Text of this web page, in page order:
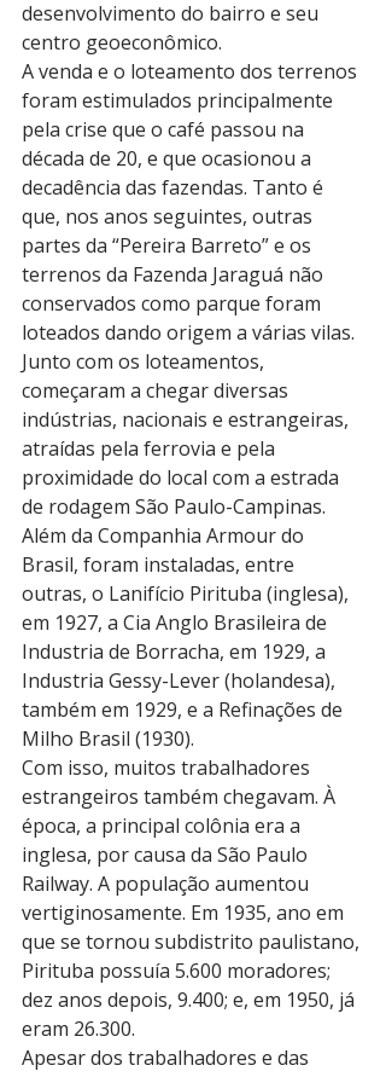
desenvolvimento do bairro e seu
centro geoeconômico.
A venda e o loteamento dos terrenos
foram estimulados principalmente
pela crise que o café passou na
década de 20, e que ocasionou a
decadência das fazendas. Tanto é
que, nos anos seguintes, outras
partes da “Pereira Barreto” e os
terrenos da Fazenda Jaraguá não
conservados como parque foram
loteados dando origem a várias vilas.
Junto com os loteamentos,
começaram a chegar diversas
indústrias, nacionais e estrangeiras,
atraídas pela ferrovia e pela
proximidade do local com a estrada
de rodagem São Paulo-Campinas.
Além da Companhia Armour do
Brasil, foram instaladas, entre
outras, o Lanifício Pirituba (inglesa),
em 1927, a Cia Anglo Brasileira de
Industria de Borracha, em 1929, a
Industria Gessy-Lever (holandesa),
também em 1929, e a Refinações de
Milho Brasil (1930).
Com isso, muitos trabalhadores
estrangeiros também chegavam. À
época, a principal colônia era a
inglesa, por causa da São Paulo
Railway. A população aumentou
vertiginosamente. Em 1935, ano em
que se tornou subdistrito paulistano,
Pirituba possuía 5.600 moradores;
dez anos depois, 9.400; e, em 1950, já
eram 26.300.
Apesar dos trabalhadores e das